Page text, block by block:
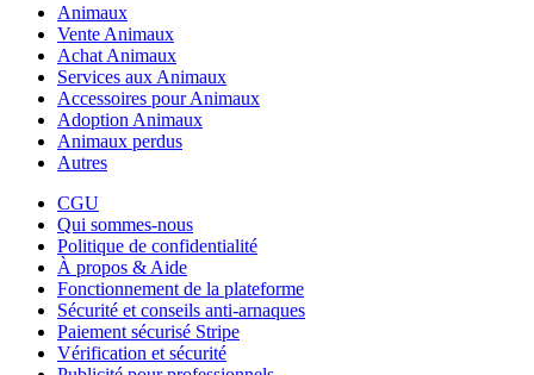
Animaux
Vente Animaux
Achat Animaux
Services aux Animaux
Accessoires pour Animaux
Adoption Animaux
Animaux perdus
Autres
CGU
Qui sommes-nous
Politique de confidentialité
À propos & Aide
Fonctionnement de la plateforme
Sécurité et conseils anti-arnaques
Paiement sécurisé Stripe
Vérification et sécurité